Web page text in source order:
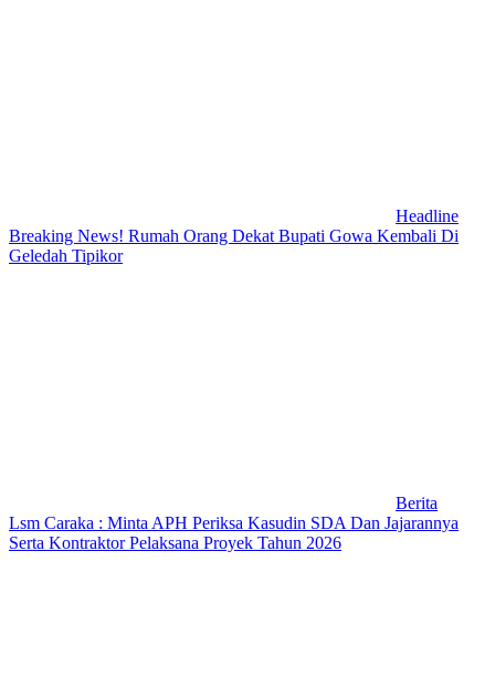
Headline
Breaking News! Rumah Orang Dekat Bupati Gowa Kembali Di
Geledah Tipikor
Berita
Lsm Caraka : Minta APH Periksa Kasudin SDA Dan Jajarannya
Serta Kontraktor Pelaksana Proyek Tahun 2026